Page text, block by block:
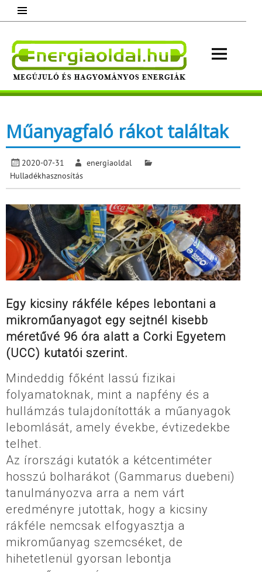
content
Megújuló és hagyományos energiák.
Műanyagfaló rákot találtak
2020-07-31
energiaoldal
Hulladékhasznosítás
Egy kicsiny rákféle képes lebontani a
mikroműanyagot egy sejtnél kisebb
méretűvé 96 óra alatt a Corki Egyetem
(UCC) kutatói szerint.
Mindeddig főként lassú fizikai
folyamatoknak, mint a napfény és a
hullámzás tulajdonították a műanyagok
lebomlását, amely évekbe, évtizedekbe
telhet.
Az írországi kutatók a kétcentiméter
hosszú bolharákot (Gammarus duebeni)
tanulmányozva arra a nem várt
eredményre jutottak, hogy a kicsiny
rákféle nemcsak elfogyasztja a
mikroműanyag szemcséket, de
hihetetlenül gyorsan lebontja